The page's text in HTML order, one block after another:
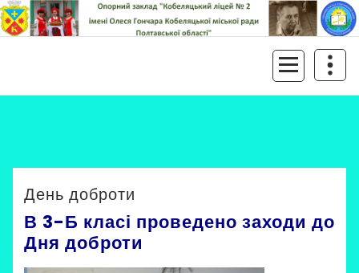
Перейти
до
контенту
Кобеляцький ліцей № 2
Uncategorized
День доброти
В 3-Б класі проведено заходи до
Дня доброти